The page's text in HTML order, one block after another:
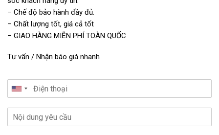
– Chế độ bảo hành đầy đủ.
– Chất lượng tốt, giá cả tốt
– GIAO HÀNG MIỄN PHÍ TOÀN QUỐC
Tư vấn / Nhận báo giá nhanh